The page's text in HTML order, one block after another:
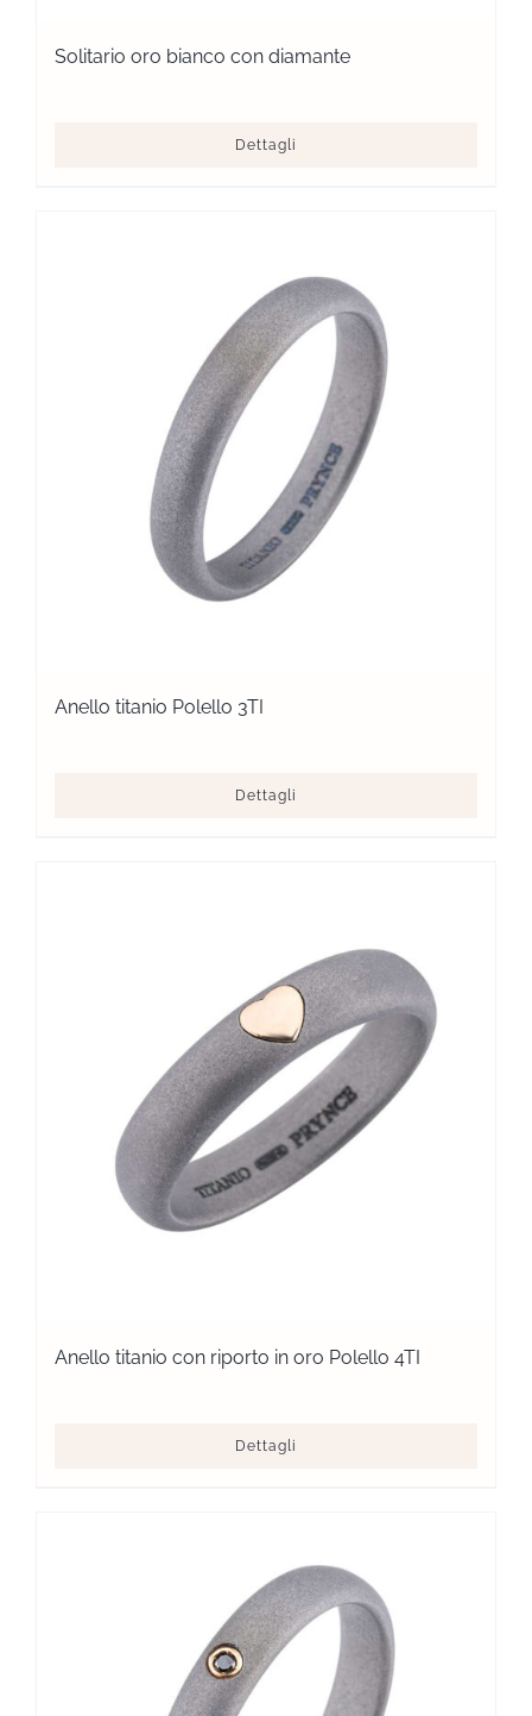
Solitario oro bianco con diamante
Dettagli
Anello titanio Polello 3TI
Dettagli
Anello titanio con riporto in oro Polello 4TI
Dettagli